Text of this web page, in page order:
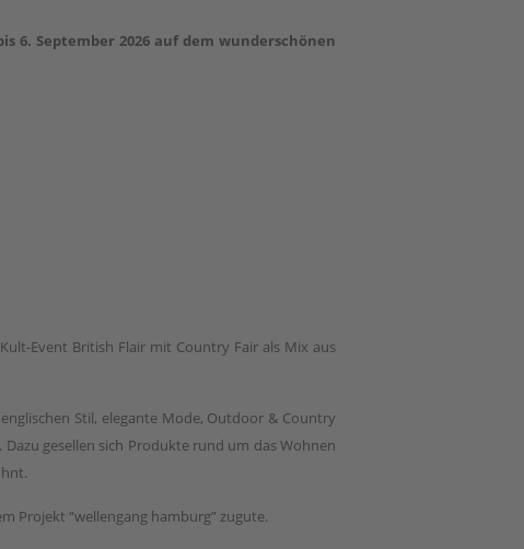
6. September 2026 auf dem wunderschönen
Event British Flair mit Country Fair als Mix aus
Stil, elegante Mode, Outdoor & Country
gesellen sich Produkte rund um das Wohnen
Projekt “wellengang hamburg” zugute.